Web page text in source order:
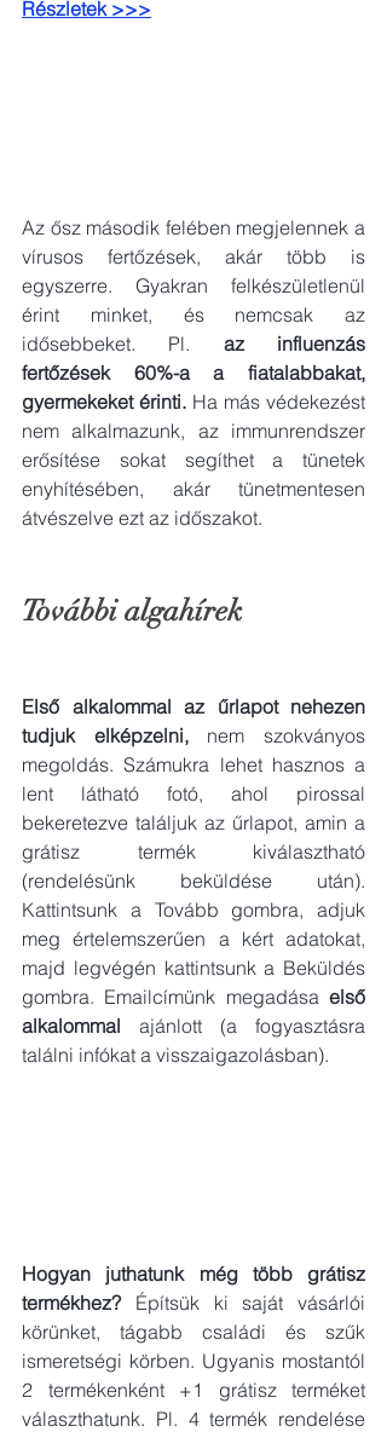
Részletek >>>
Az ősz második felében megjelennek a
vírusos fertőzések, akár több is
egyszerre. Gyakran felkészületlenül
érint minket, és nemcsak az
idősebbeket. Pl. az influenzás
fertőzések 60%-a a fiatalabbakat,
gyermekeket érinti. Ha más védekezést
nem alkalmazunk, az immunrendszer
erősítése sokat segíthet a tünetek
enyhítésében, akár tünetmentesen
átvészelve ezt az időszakot.
További algahírek
Első alkalommal az űrlapot nehezen
tudjuk elképzelni, nem szokványos
megoldás. Számukra lehet hasznos a
lent látható fotó, ahol pirossal
bekeretezve találjuk az űrlapot, amin a
grátisz termék kiválasztható
(rendelésünk beküldése után).
Kattintsunk a Tovább gombra, adjuk
meg értelemszerűen a kért adatokat,
majd legvégén kattintsunk a Beküldés
gombra. Emailcímünk megadása első
alkalommal ajánlott (a fogyasztásra
találni infókat a visszaigazolásban).
Hogyan juthatunk még több grátisz
termékhez? Építsük ki saját vásárlói
körünket, tágabb családi és szűk
ismeretségi körben. Ugyanis mostantól
2 termékenként +1 grátisz terméket
választhatunk. Pl. 4 termék rendelése